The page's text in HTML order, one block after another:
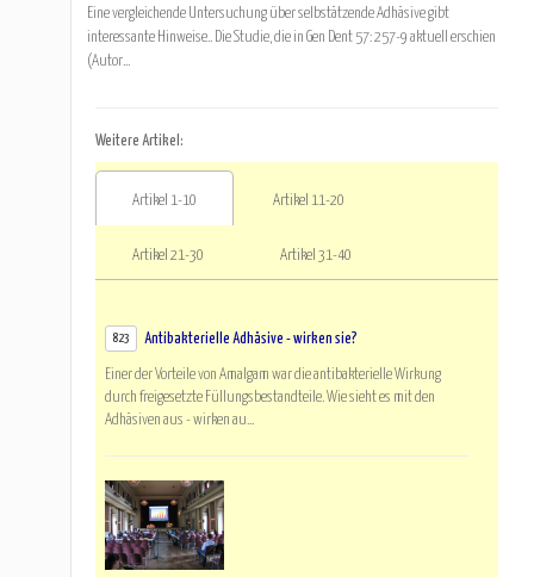
Eine vergleichende Untersuchung über selbstätzende Adhäsive gibt
interessante Hinweise.. Die Studie, die in Gen Dent 57: 257-9 aktuell erschien
(Autor...
Weitere Artikel:
Artikel 1-10 Artikel 11-20
Artikel 21-30 Artikel 31-40
823 Antibakterielle Adhäsive - wirken sie?
Einer der Vorteile von Amalgam war die antibakterielle Wirkung
durch freigesetzte Füllungsbestandteile. Wie sieht es mit den
Adhäsiven aus - wirken au...